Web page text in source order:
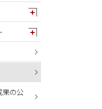
果の公